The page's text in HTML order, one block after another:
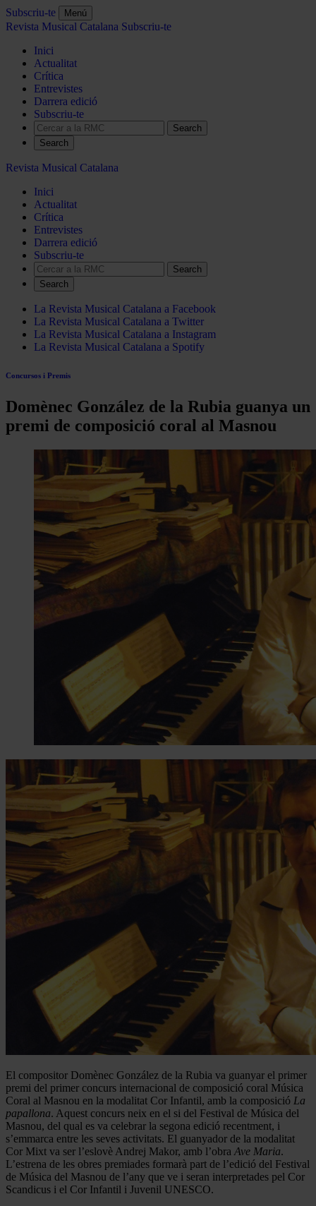
Subscriu-te Menú
Revista Musical Catalana Subscriu-te
Inici
Actualitat
Crítica
Entrevistes
Darrera edició
Subscriu-te
Search
Revista Musical Catalana
Inici
Actualitat
Crítica
Entrevistes
Darrera edició
Subscriu-te
Search
La Revista Musical Catalana a Facebook
La Revista Musical Catalana a Twitter
La Revista Musical Catalana a Instagram
La Revista Musical Catalana a Spotify
Concursos i Premis
Domènec González de la Rubia guanya un
premi de composició coral al Masnou
El compositor Domènec González de la Rubia va guanyar el primer
premi del primer concurs internacional de composició coral Música
Coral al Masnou en la modalitat Cor Infantil, amb la composició La
papallona. Aquest concurs neix en el si del Festival de Música del
Masnou, del qual es va celebrar la segona edició recentment, i
s’emmarca entre les seves activitats. El guanyador de la modalitat
Cor Mixt va ser l’eslovè Andrej Makor, amb l’obra Ave Maria.
L’estrena de les obres premiades formarà part de l’edició del Festival
de Música del Masnou de l’any que ve i seran interpretades pel Cor
Scandicus i el Cor Infantil i Juvenil UNESCO.